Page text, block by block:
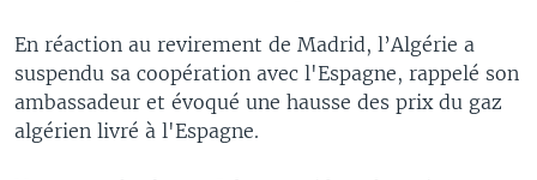
En réaction au revirement de Madrid, l’Algérie a
suspendu sa coopération avec l'Espagne, rappelé son
ambassadeur et évoqué une hausse des prix du gaz
algérien livré à l'Espagne.